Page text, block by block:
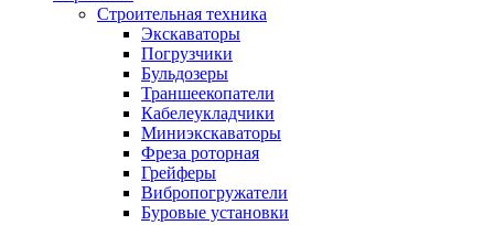
Строительная техника
Экскаваторы
Погрузчики
Бульдозеры
Траншеекопатели
Кабелеукладчики
Миниэкскаваторы
Фреза роторная
Грейферы
Вибропогружатели
Буровые установки